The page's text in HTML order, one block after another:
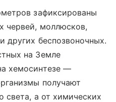
зафиксированы
червей, моллюсков,
других беспозвоночных.
на Земле
хемосинтезе —
получают
света, а от химических